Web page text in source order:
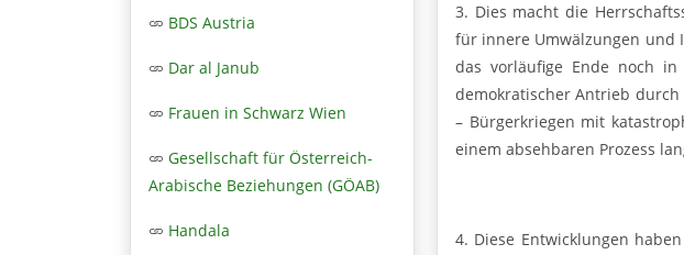
BDS Austria
Dar al Janub
Frauen in Schwarz Wien
Gesellschaft für Österreich-
Arabische Beziehungen (GÖAB)
Handala
3. Dies macht die
für innere Umwälzungen und
das vorläufige Ende noch
demokratischer Antrieb
– Bürgerkriegen mit
einem absehbaren Prozess
4. Diese Entwicklungen